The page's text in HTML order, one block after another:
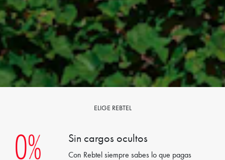
ELIGE REBTEL
Sin cargos ocultos
Con Rebtel siempre sabes lo que pagas